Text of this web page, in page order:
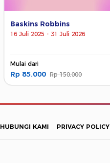
Baskins Robbins
16 Juli 2025 - 31 Juli 2026
Mulai dari
Rp 85.000 Rp 150.000
HUBUNGI KAMI PRIVACY POLICY